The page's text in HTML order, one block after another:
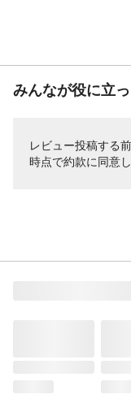
みんなが役に立
レビュー投稿する
時点で約款に同意